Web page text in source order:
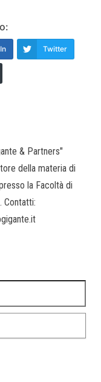
Twitter
& Partners"
della materia di
la Facoltà di
Contatti: